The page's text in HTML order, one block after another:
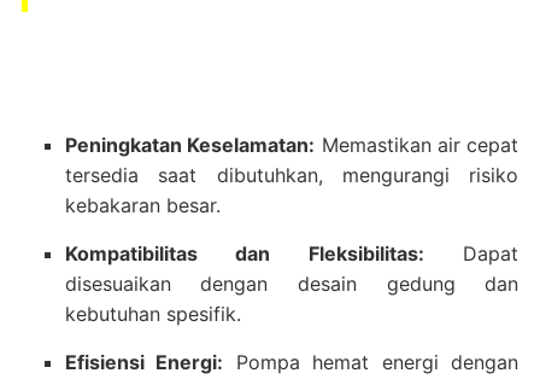
Peningkatan Keselamatan: Memastikan air cepat
tersedia saat dibutuhkan, mengurangi risiko
kebakaran besar.
Kompatibilitas dan Fleksibilitas: Dapat
disesuaikan dengan desain gedung dan
kebutuhan spesifik.
Efisiensi Energi: Pompa hemat energi dengan